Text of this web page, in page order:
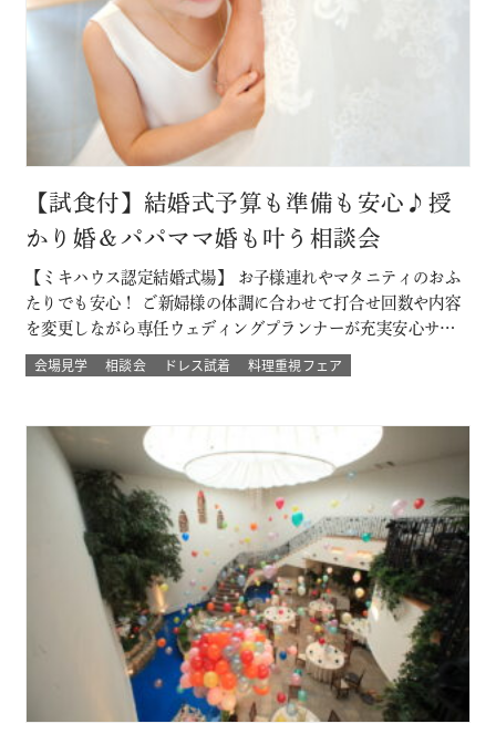
【試食付】結婚式予算も準備も安心♪授
かり婚＆パパママ婚も叶う相談会
【ミキハウス認定結婚式場】 お子様連れやマタニティのおふ
たりでも安心！ ご新婦様の体調に合わせて打合せ回数や内容
を変更しながら専任ウェディングプランナーが充実安心サポ
ート 授かり婚のカップルもパパママ婚のカップルが不安な部
分をすべて解消 必要なベビー用品やお部屋などもすべて結婚
ピー♪ 新しく人気の春婚プ…
会場見学 相談会 ドレス試着 料理重視フェア